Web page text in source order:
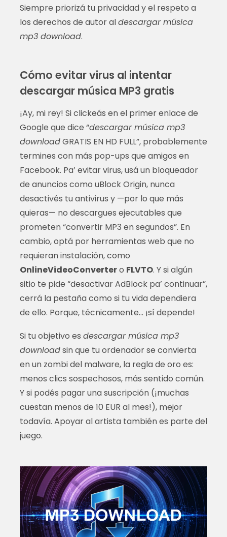
Siempre priorizá tu privacidad y el respeto a
los derechos de autor aldescargar música
mp3 download.
Cómo evitar virus al intentar
descargar música MP3 gratis
¡Ay, mi rey! Si clickeás en el primer enlace de
Google que dice “descargar música mp3
downloadGRATIS EN HD FULL”, probablemente
termines con más pop-ups que amigos en
Facebook. Pa’ evitar virus, usá un bloqueador
de anuncios como uBlock Origin, nunca
desactivés tu antivirus y —por lo que más
quieras— no descargues ejecutables que
prometen “convertir MP3 en segundos”. En
cambio, optá por herramientas web que no
requieran instalación, como
OnlineVideoConvertero FLVTO. Y si algún
sitio te pide “desactivar AdBlock pa’ continuar”,
cerrá la pestaña como si tu vida dependiera
de ello. Porque, técnicamente… ¡sí depende!
Si tu objetivo es descargar música mp3
downloadsin que tu ordenador se convierta
en un zombi del malware, la regla de oro es:
menos clics sospechosos, más sentido común.
Y si podés pagar una suscripción (¡muchas
cuestan menos de 10 EUR al mes!), mejor
todavía. Apoyar al artista también es parte del
juego.